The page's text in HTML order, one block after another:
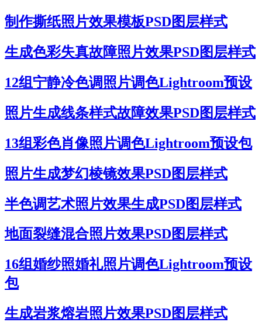
制作撕纸照片效果模板PSD图层样式
生成色彩失真故障照片效果PSD图层样式
12组宁静冷色调照片调色Lightroom预设
照片生成线条样式故障效果PSD图层样式
13组彩色肖像照片调色Lightroom预设包
照片生成梦幻棱镜效果PSD图层样式
半色调艺术照片效果生成PSD图层样式
地面裂缝混合照片效果PSD图层样式
16组婚纱照婚礼照片调色Lightroom预设
包
生成岩浆熔岩照片效果PSD图层样式